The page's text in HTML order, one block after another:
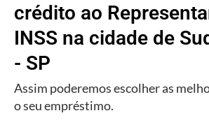
crédito ao
INSS na cidade de
- SP
Assim poderemos escolher as
o seu empréstimo.